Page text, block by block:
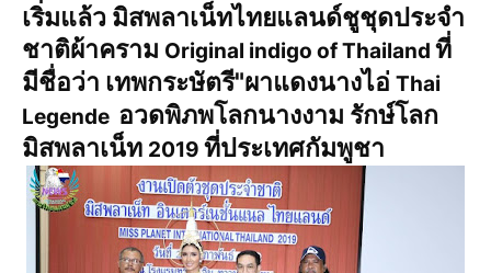
เริ่มแล้ว มิสพลาเน็ทไทยแลนด์ชูชุดประจำ
ชาติผ้าคราม Original indigo of Thailand ที่
มีชื่อว่า เทพกระษัตรี"ผาแดงนางไอ่ Thai
Legende อวดพิภพโลกนางงาม รักษ์โลก
มิสพลาเน็ท 2019 ที่ประเทศกัมพูชา